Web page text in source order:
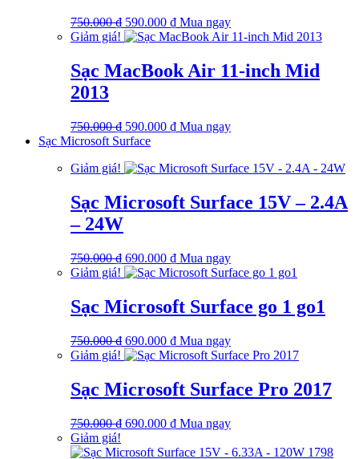
750.000₫ Giá
gốc
750.000 ₫.
590.000 ₫Giá
hiện
là:
590.000 ₫.
Mua ngay
Giảm giá!
Sạc MacBook Air 11-inch Mid
2013
750.000₫ Giá
gốc
750.000 ₫.
590.000 ₫Giá
là:
Mua ngay
Sạc Microsoft Surface
Giảm giá!
Sạc Microsoft Surface 15V – 2.4A
– 24W
750.000₫ Giá
gốc
750.000 ₫.
690.000 ₫Giá
hiện
là:
690.000 ₫.
Mua ngay
Giảm giá!
Sạc Microsoft Surface go 1 go1
750.000₫ Giá
gốc
750.000 ₫.
690.000 ₫Giá
hiện
là:
690.000 ₫.
Mua ngay
Giảm giá!
Sạc Microsoft Surface Pro 2017
750.000₫ Giá
là:
690.000 ₫Giá
tại
Mua ngay
Giảm giá!